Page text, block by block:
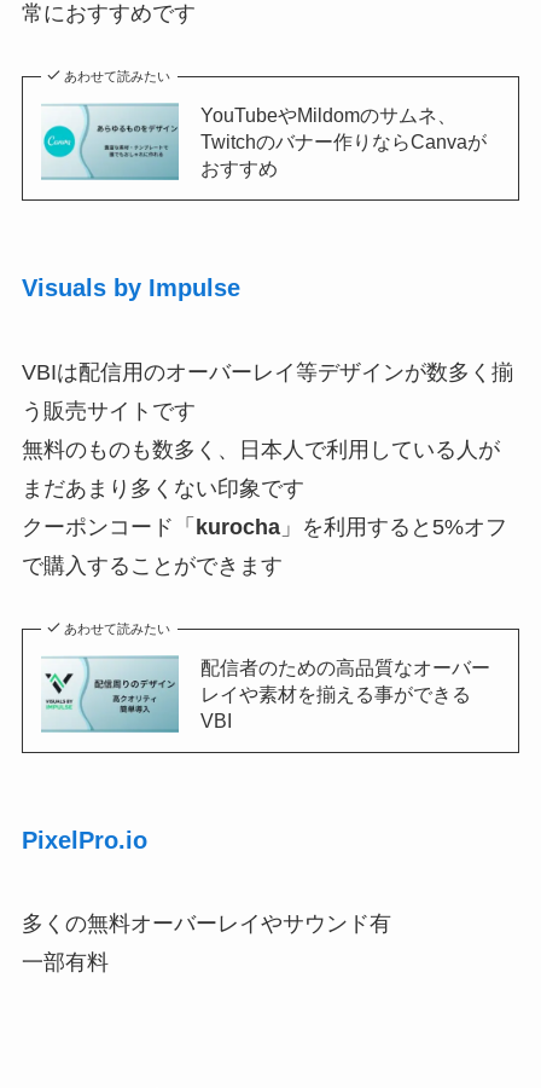
常におすすめです
あわせて読みたい
YouTubeやMildomのサムネ、
Twitchのバナー作りならCanvaが
おすすめ
Visuals by Impulse
VBIは配信用のオーバーレイ等デザインが数多く揃
う販売サイトです
無料のものも数多く、日本人で利用している人が
まだあまり多くない印象です
クーポンコード「 kurocha」を利用すると5%オフ
で購入することができます
あわせて読みたい
配信者のための高品質なオーバー
レイや素材を揃える事ができる
VBI
PixelPro.io
多くの無料オーバーレイやサウンド有
一部有料